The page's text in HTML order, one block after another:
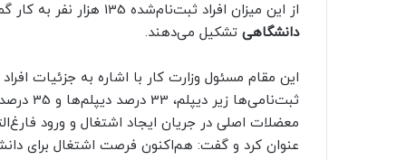
از این میزان افراد ثبت‌نام‌شده 135 هزار نفر به کار گمارده شده‌اند که یک سوم این تعداد را
دانشگاهی تشکیل می‌دهند.
معضلات اصلی در جریان ایجاد اشتغال و ورود
عنوان کرد و گفت: هم‌اکنون فرصت اشتغال برای